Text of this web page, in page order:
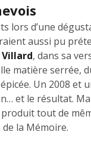
lors d’une
aussi pu
, dans sa
matière serrée,
Un 2008 et
et le résultat.
tout de
la Mémoire.